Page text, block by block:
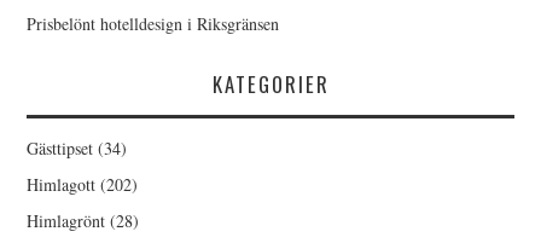
Prisbelönt hotelldesign i Riksgränsen
KATEGORIER
Gästtipset (34)
Himlagott (202)
Himlagrönt (28)